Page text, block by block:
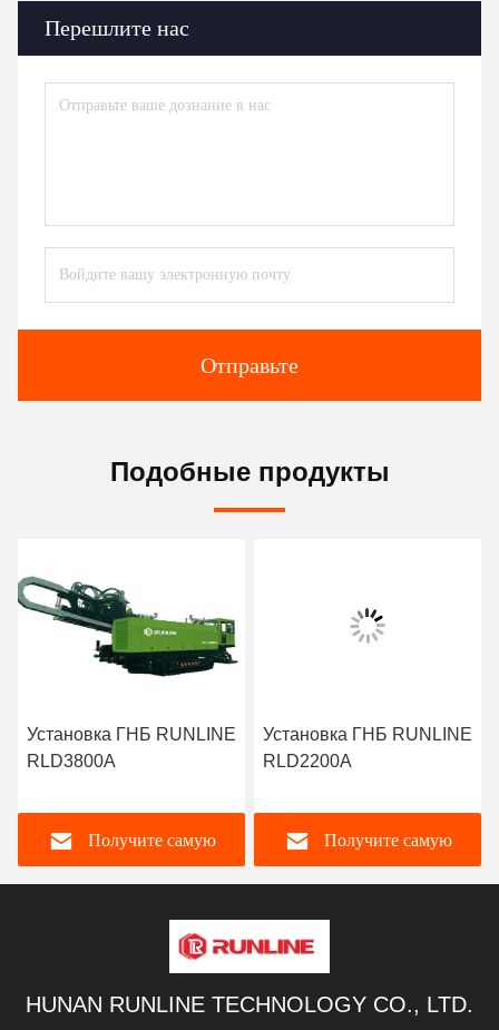
Перешлите нас
Отправьте
Подобные продукты
Установка ГНБ RUNLINE
RLD3800A
Получите самую
Установка ГНБ RUNLINE
RLD2200A
Получите самую
HUNAN RUNLINE TECHNOLOGY CO., LTD.